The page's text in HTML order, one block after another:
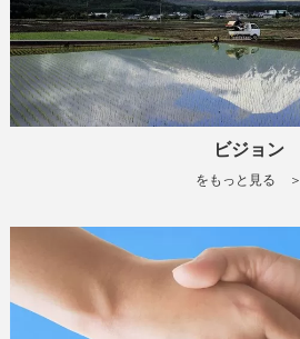
ビジョン
をもっと見る ＞